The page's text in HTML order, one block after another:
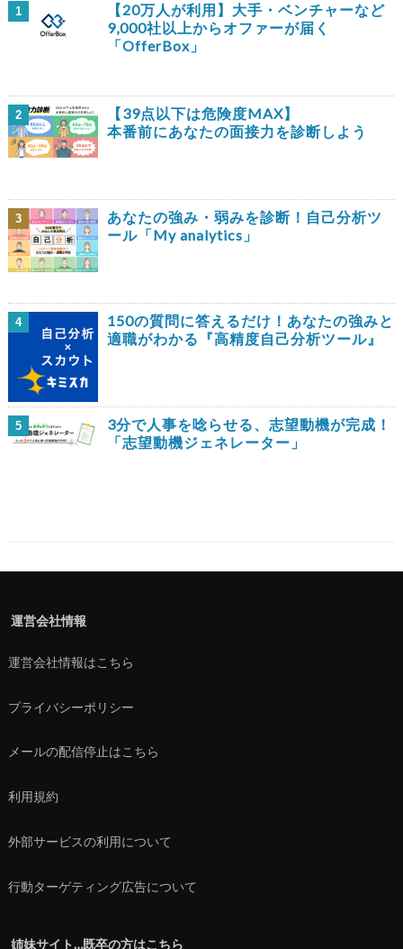
1
【20万人が利用】大手・ベンチャーなど
9,000社以上からオファーが届く
「OfferBox」
2
【39点以下は危険度MAX】
本番前にあなたの面接力を診断しよう
3
あなたの強み・弱みを診断！自己分析ツ
ール「My analytics」
4
150の質問に答えるだけ！あなたの強みと
適職がわかる『高精度自己分析ツール』
5
3分で人事を唸らせる、志望動機が完成！
「志望動機ジェネレーター」
運営会社情報
運営会社情報はこちら
プライバシーポリシー
メールの配信停止はこちら
利用規約
外部サービスの利用について
行動ターゲティング広告について
姉妹サイト…既卒の方はこちら